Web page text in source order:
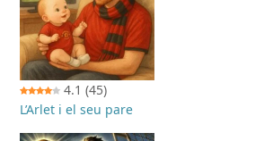
4.1 (45)
L’Arlet i el seu pare